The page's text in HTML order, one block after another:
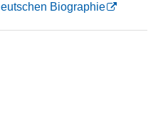
Biographie